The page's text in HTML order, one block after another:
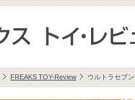
FREAKS TOY-Review ウルトラセブ